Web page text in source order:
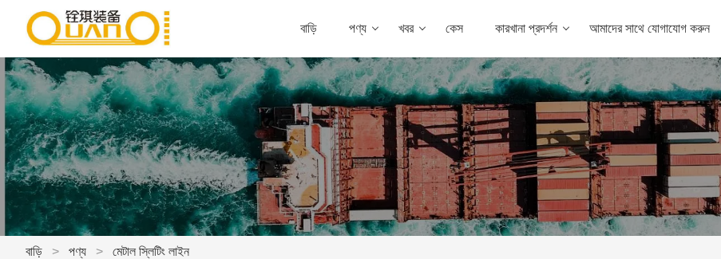
বাড়ি পণ্য খবর কেস কারখানা প্রদর্শন আমাদের সাথে যোগাযোগ করুন
বাড়ি > পণ্য > মেটাল স্লিটিং লাইন